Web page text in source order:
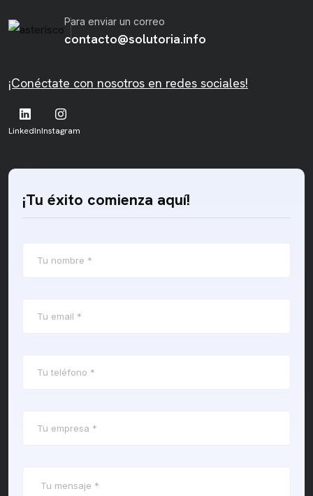
Para enviar un correo
contacto@solutoria.info
¡Conéctate con nosotros en redes sociales!
LinkedInInstagram
¡Tu éxito comienza aquí!